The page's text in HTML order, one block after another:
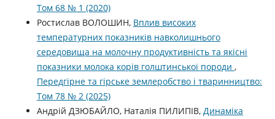
Том 68 № 1 (2020)
Ростислав ВОЛОШИН, Вплив високих
температурних показників навколишнього
середовища на молочну продуктивність та якісні
показники молока корів голштинської породи ,
Передгірне та гірське землеробство і тваринництво:
Том 78 № 2 (2025)
Андрій ДЗЮБАЙЛО, Наталія ПИЛИПІВ, Динаміка